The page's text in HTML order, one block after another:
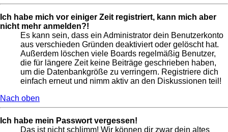
Ich habe mich vor einiger Zeit registriert, kann mich aber
nicht mehr anmelden?!
Es kann sein, dass ein Administrator dein Benutzerkonto
aus verschieden Gründen deaktiviert oder gelöscht hat.
Außerdem löschen viele Boards regelmäßig Benutzer,
die für längere Zeit keine Beiträge geschrieben haben,
um die Datenbankgröße zu verringern. Registriere dich
einfach erneut und nimm aktiv an den Diskussionen teil!
Nach oben
Ich habe mein Passwort vergessen!
Das ist nicht schlimm! Wir können dir zwar dein altes